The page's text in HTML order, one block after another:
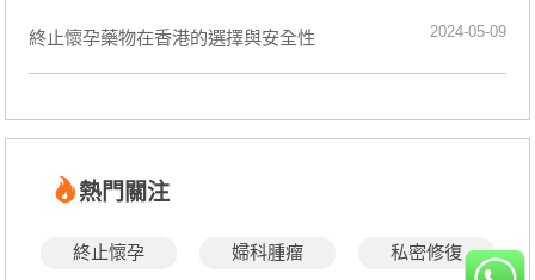
終止懷孕藥物在香港的選擇與安全性 2024-05-09
熱門關注
終止懷孕 婦科腫瘤 私密修復